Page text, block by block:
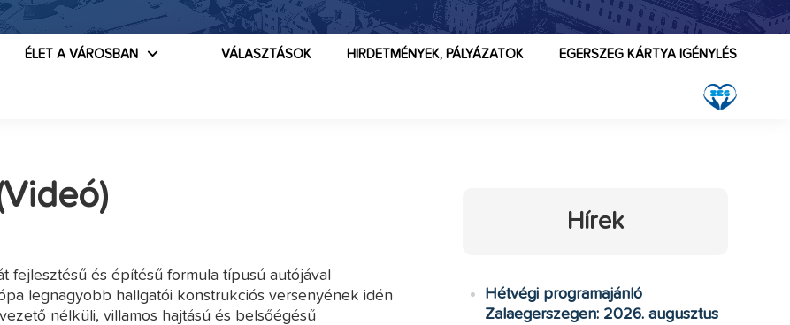
ÉLET A VÁROSBAN EGERSZEG KÁRTYA IGÉNYLÉS
HIRDETMÉNYEK, PÁLYÁZATOK
VÁLASZTÁSOK
fejlesztésű és építésű formula típusú autójával
legnagyobb hallgatói konstrukciós versenyének idén
nélküli, villamos hajtású és belsőégésű
Hírek
Hétvégi programajánló
Zalaegerszegen: 2026. augusztus